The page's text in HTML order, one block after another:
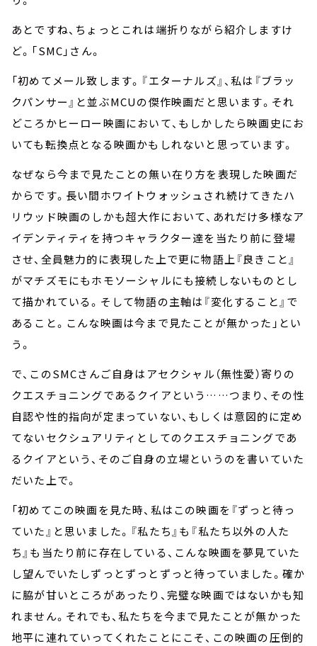
あとですね、ちょっとこれは端折りながら紹介しますけ
ど。「SMC」さん。
「初めてメール致します。『エターナルズ』、私は『ブラッ
クパンサー』と並ぶMCUの傑作映画だと思います。それ
どころかヒーロー映画において、もしかしたら映画史にお
いても転換点となる映画かもしれないと思っています。
なぜなら今まで見たことの無い在り方を表現した映画だ
からです。長い間ホワイトウォッシュされ続けてきたハ
リウッド映画のしかも超大作において、あれだけ多様なア
イデンティティを持つキャラクター達を当たり前に登場
させ、全員魅力的に表現した上で更に物語上『良きこと』
がマチズモにもホモソーシャルにも接続しないものとし
て描かれている。そして物語の主軸は『変化すること』で
あること。こんな映画は今まで見たことが無かった」とい
う。
で、このSMCさんご自身はアセクシャル（無性愛）寄りの
クエスチョニングであるクイアという……つまり、その性
自認や性的指向が定まっていない、もしくは意図的に定め
てないセクシュアリティとしてのクエスチョニングであ
るクイアという、そのご自身の立場というのを書いていた
だいた上で。
「初めてこの映画を見た時、私はこの映画を『ずっと待っ
ていた』と思いました。『私たち』も『私たち以外の人た
ち』も当たり前に存在している、こんな映画を夢見ていた
し望んでいたしずっとずっとずっと待っていました。確か
に脇が甘いところがあったり、完璧な映画ではないかも知
れません。それでも、私たちを今まで見たことが無かった
地平に連れていってくれたことにこそ、この映画の圧倒的